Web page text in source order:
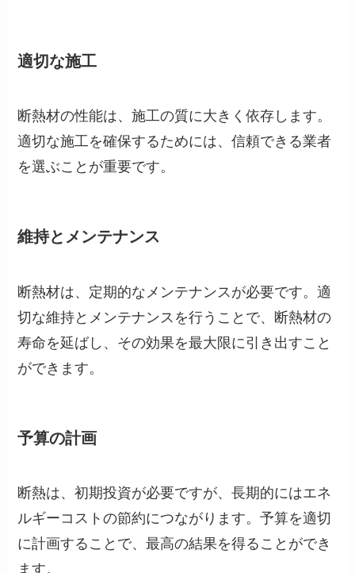
適切な施工
断熱材の性能は、施工の質に大きく依存します。
適切な施工を確保するためには、信頼できる業者
を選ぶことが重要です。
維持とメンテナンス
断熱材は、定期的なメンテナンスが必要です。適
切な維持とメンテナンスを行うことで、断熱材の
寿命を延ばし、その効果を最大限に引き出すこと
ができます。
予算の計画
断熱は、初期投資が必要ですが、長期的にはエネ
ルギーコストの節約につながります。予算を適切
に計画することで、最高の結果を得ることができ
ます。